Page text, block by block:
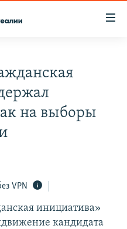
на выборы
VPN
инициатива»
кандидата